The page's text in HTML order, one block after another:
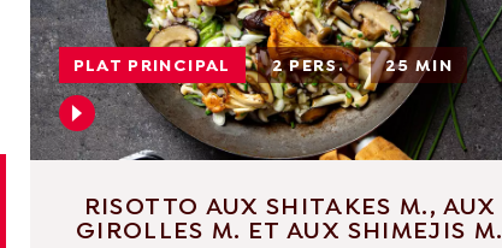
PLAT PRINCIPAL 2 PERS. 25 MIN
RISOTTO AUX SHITAKES M., AUX
GIROLLES M. ET AUX SHIMEJIS M.